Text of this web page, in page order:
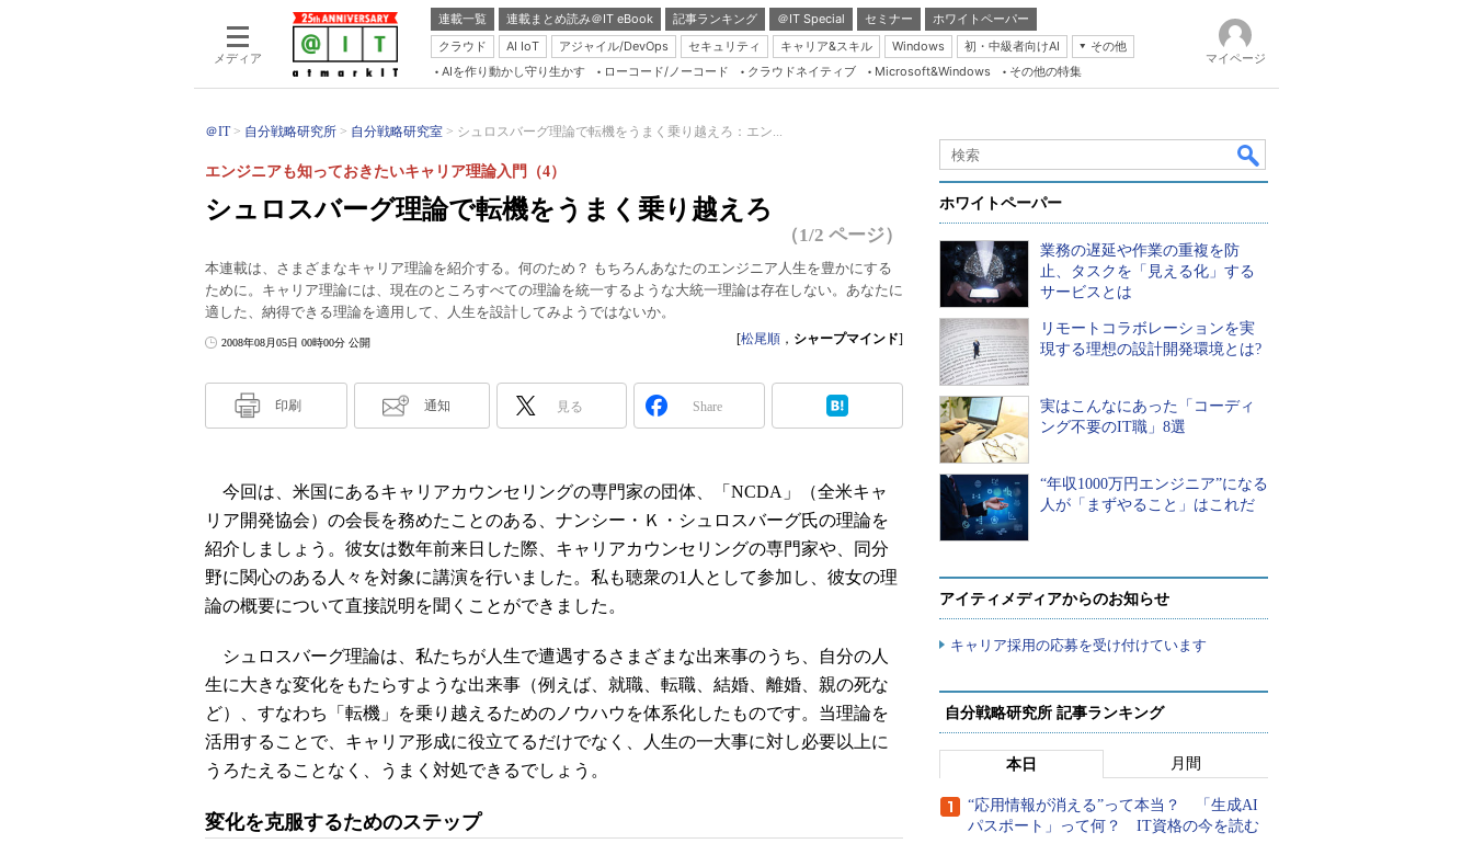
メディア
連載一覧 連載まとめ読み＠IT eBook 記事ランキング ＠IT Special セミナー
ホワイトペーパー
クラウド
AI IoT アジャイル/DevOps セキュリティ キャリア&スキル Windows 初・中級者向けAI
その他
Server & Storage
Database Expert
Linux ＆ OSS
Master of IP Network
Security & Trust
AIを作り動かし守り生かす ローコード/ノーコード クラウドネイティブ Microsoft&Windows その他の特集
マイページ
＠IT 自分戦略研究所 自分戦略研究室 シュロスバーグ理論で転機をうまく乗り越えろ：エン...
シュロスバーグ理論で転機をうまく乗り越えろ
エンジニアも知っておきたいキャリア理論入門（4）
（1/2 ページ）
本連載は、さまざまなキャリア理論を紹介する。何のため？ もちろんあなたのエンジニア人生を豊かにする
ために。キャリア理論には、現在のところすべての理論を統一するような大統一理論は存在しない。あなたに
適した、納得できる理論を適用して、人生を設計してみようではないか。
2008年08月05日 00時00分 公開 [松尾順 ， シャープマインド]
印刷 通知 見る Share
今回は、米国にあるキャリアカウンセリングの専門家の団体、「NCDA」（全米キャ
リア開発協会）の会長を務めたことのある、ナンシー・Ｋ・シュロスバーグ氏の理論を
紹介しましょう。彼女は数年前来日した際、キャリアカウンセリングの専門家や、同分
野に関心のある人々を対象に講演を行いました。私も聴衆の1人として参加し、彼女の理
論の概要について直接説明を聞くことができました。
シュロスバーグ理論は、私たちが人生で遭遇するさまざまな出来事のうち、自分の人
生に大きな変化をもたらすような出来事（例えば、就職、転職、結婚、離婚、親の死な
ど）、すなわち「転機」を乗り越えるためのノウハウを体系化したものです。当理論を
活用することで、キャリア形成に役立てるだけでなく、人生の一大事に対し必要以上に
うろたえることなく、うまく対処できるでしょう。
変化を克服するためのステップ
ホワイトペーパー
業務の遅延や作業の重複を防
止、タスクを「見える化」する
サービスとは
リモートコラボレーションを実
現する理想の設計開発環境とは?
実はこんなにあった「コーディ
ング不要のIT職」8選
“年収1000万円エンジニア”になる
人が「まずやること」はこれだ
アイティメディアからのお知らせ
キャリア採用の応募を受け付けています
自分戦略研究所 記事ランキング
本日 月間
“応用情報が消える”って本当？ 「生成AI
パスポート」って何？ IT資格の今を読む